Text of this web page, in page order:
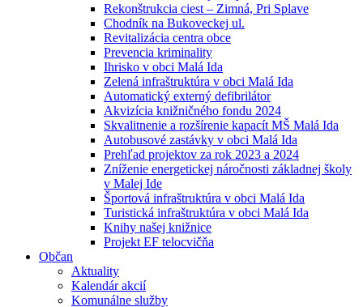
Rekonštrukcia ciest – Zimná, Pri Splave
Chodník na Bukoveckej ul.
Revitalizácia centra obce
Prevencia kriminality
Ihrisko v obci Malá Ida
Zelená infraštruktúra v obci Malá Ida
Automatický externý defibrilátor
Akvizícia knižničného fondu 2024
Skvalitnenie a rozšírenie kapacít MŠ Malá Ida
Autobusové zastávky v obci Malá Ida
Prehľad projektov za rok 2023 a 2024
Zníženie energetickej náročnosti základnej školy
v Malej Ide
Športová infraštruktúra v obci Malá Ida
Turistická infraštruktúra v obci Malá Ida
Knihy našej knižnice
Projekt EF telocvičňa
Občan
Aktuality
Kalendár akcií
Komunálne služby